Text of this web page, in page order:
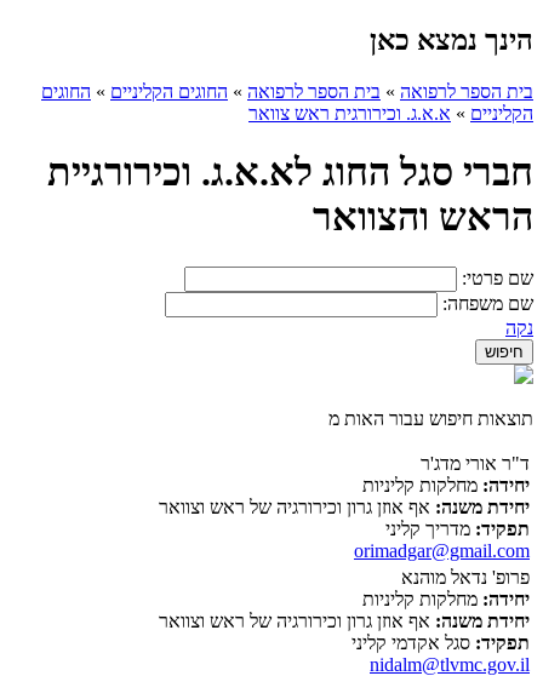
הינך נמצא כאן
בית הספר לרפואה » בית הספר לרפואה » החוגים הקליניים » החוגים
הקליניים » א.א.ג. וכירורגית ראש צוואר
חברי סגל החוג לא.א.ג. וכירורגיית
הראש והצוואר
שם פרטי:
שם משפחה:
נקה
תוצאות חיפוש עבור האות מ
ד"ר אורי מדג'ר
יחידה: מחלקות קליניות
יחידת משנה: אף אוזן גרון וכירורגיה של ראש וצוואר
תפקיד: מדריך קליני
orimadgar@gmail.com
פרופ' נדאל מוהנא
יחידה: מחלקות קליניות
יחידת משנה: אף אוזן גרון וכירורגיה של ראש וצוואר
תפקיד: סגל אקדמי קליני
nidalm@tlvmc.gov.il